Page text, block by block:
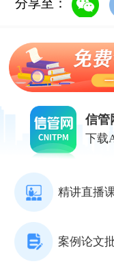
分享至：
信管
下载
精讲直播
案例论文